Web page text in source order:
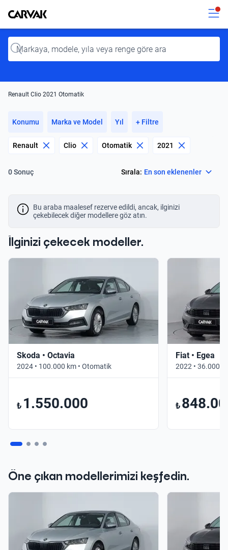
Kavak
Input
Renault Clio 2021 Otomatik
Konumu Marka ve Model Yıl + Filtre
Renault Clio Otomatik 2021
0 Sonuç Sırala: En son eklenenler
Bu araba maalesef rezerve edildi, ancak, ilginizi
çekebilecek diğer modellere göz atın.
İlginizi çekecek modeller.
Skoda • Octavia
2024 • 100.000 km • Otomatik
₺ 1.550.000
Fiat • Egea
2022 • 36.000
₺
Öne çıkan modellerimizi keşfedin.